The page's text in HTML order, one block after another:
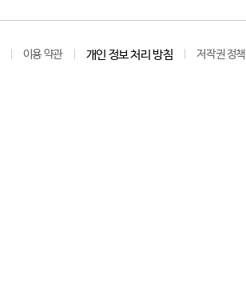
이용 약관 개인 정보 처리 방침 저작권 정책